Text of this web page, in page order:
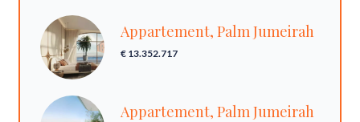
Appartement, Palm Jumeirah
€ 13.352.717
Appartement, Palm Jumeirah